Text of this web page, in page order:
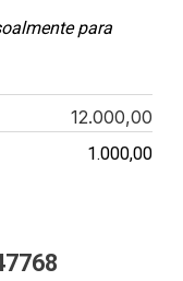
para
12.000,00
1.000,00